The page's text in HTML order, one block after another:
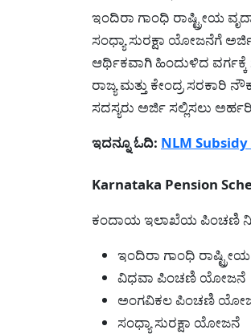
ಇಂದಿರಾ ಗಾಂಧಿ ರಾಷ್ಟ್ರೀಯ
ಸಂಧ್ಯಾ ಸುರಕ್ಷಾ ಯೋಜನೆಗೆ
ಆರ್ಥಿಕವಾಗಿ ಹಿಂದುಳಿದ ವರ್ಗಕ್ಕೆ
ರಾಜ್ಯ ಮತ್ತು ಕೇಂದ್ರ ಸರಕಾರಿ
ಸದಸ್ಯರು ಅರ್ಜಿ ಸಲ್ಲಿಸಲು
ಇದನ್ನೂ ಓದಿ: NLM
Karnataka Pension
ಕಂದಾಯ ಇಲಾಖೆಯ ಪಿಂಚಣಿ
ಇಂದಿರಾ ಗಾಂಧಿ
ವಿಧವಾ ಪಿಂಚಣಿ ಯೋಜನೆ
ಅಂಗವಿಕಲ ಪಿಂಚಣಿ
ಸಂಧ್ಯಾ ಸುರಕ್ಷಾ ಯೋಜನೆ